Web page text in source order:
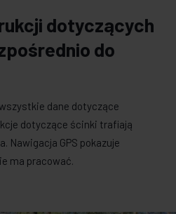
dotyczących
do
dane dotyczące
dotyczące ścinki trafiają
Nawigacja GPS pokazuje
ma pracować.